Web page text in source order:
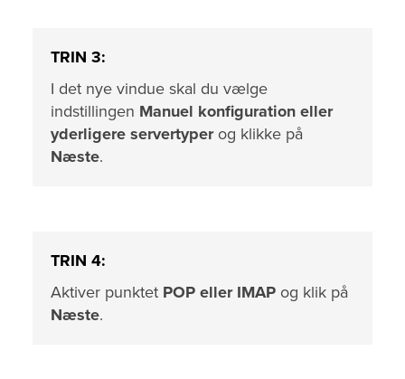
TRIN 3:
I det nye vindue skal du vælge
indstillingen Manuel konfiguration eller
yderligere servertyper og klikke på
Næste.
TRIN 4:
Aktiver punktet POP eller IMAP og klik på
Næste.